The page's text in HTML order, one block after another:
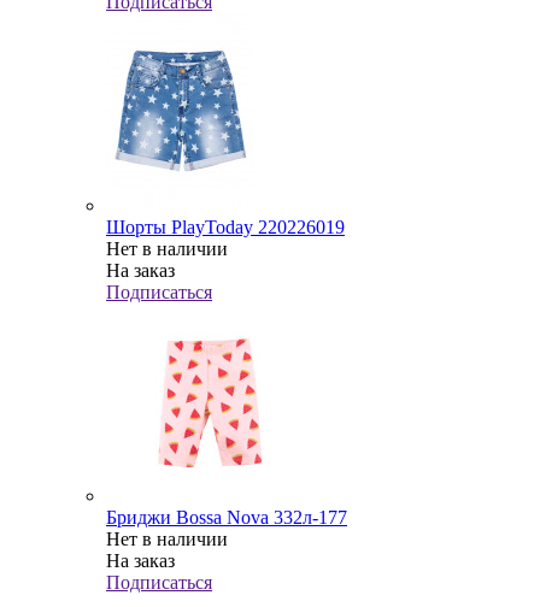
Шорты PlayToday 220226019
Нет в наличии
На заказ
Подписаться
Бриджи Bossa Nova 332л-177
Нет в наличии
На заказ
Подписаться